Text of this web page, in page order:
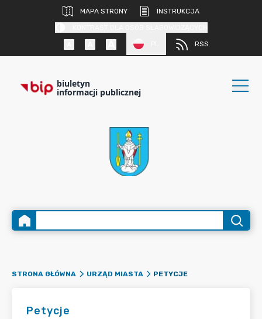
MAPA STRONY
INSTRUKCJA
RSS
biuletyn
informacji publicznej
STRONA GŁÓWNA URZĄD MIASTA PETYCJE
Petycje